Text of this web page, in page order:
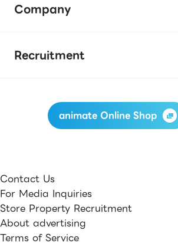
Company
Recruitment
animate Online Shop
Contact Us
For Media Inquiries
Store Property Recruitment
About advertising
Terms of Service